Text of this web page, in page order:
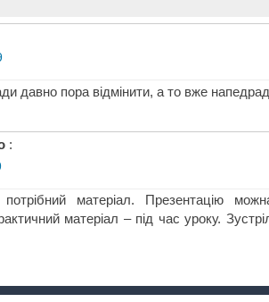
давно пора відмінити, а то вже
:
потрібний матеріал. Презентацію
матеріал – під час уроку.